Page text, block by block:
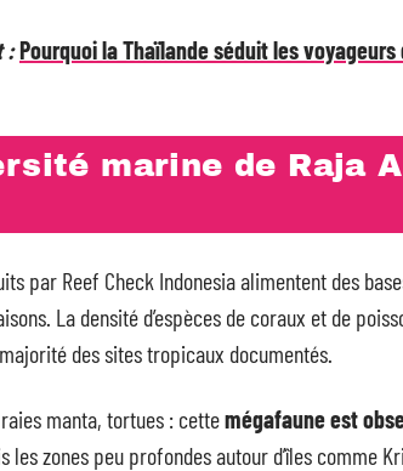
:Pourquoi la Thaïlande séduit les
marine de Raja
par Reef Check Indonesia alimentent des
La densité d’espèces de coraux et de
des sites tropicaux documentés.
manta, tortues : cettemégafaune est
les zones peu profondes autour d’îles comme